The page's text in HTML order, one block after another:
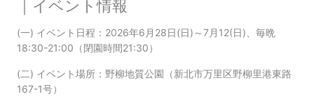
｜イベント情報
(一) イベント日程：2026年6月28日(日)～7月12(日)、毎晩
18:30-21:00（閉園時間21:30）
(二) イベント場所：野柳地質公園（新北市万里区野柳里港東路
167-1号）